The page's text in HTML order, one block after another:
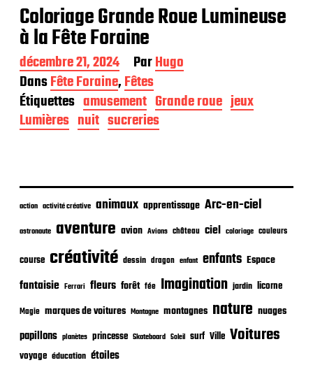
Coloriage Grande Roue Lumineuse
à la Fête Foraine
D
a
t
e
d
e
l
i
a
i
n
décembre 21, 2024 ParHugo
DansFête Foraine,Fêtes
Étiquettes amusement Grande roue jeux
Lumières nuit sucreries
action activité créative animaux apprentissage Arc-en-ciel
astronaute aventure avion Avions château ciel coloriage couleurs
course créativité dessin dragon enfant enfants Espace
fantaisie Ferrari fleurs forêt fée Imagination jardin licorne
Magie marques de voitures Montagne montagnes nature nuages
papillons planètes princesse Skateboard Soleil surf Ville Voitures
voyage éducation étoiles